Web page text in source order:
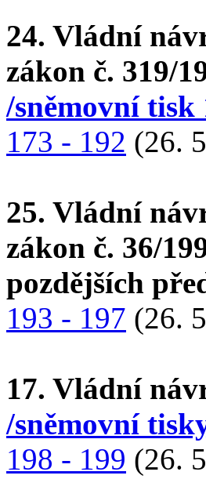
24. Vládní
zákon č. 319/
/sněmovní tisk
173 - 192 (26.
25. Vládní
zákon č. 36/
pozdějších
193 - 197 (26.
17. Vládní
/sněmovní
198 - 199 (26.